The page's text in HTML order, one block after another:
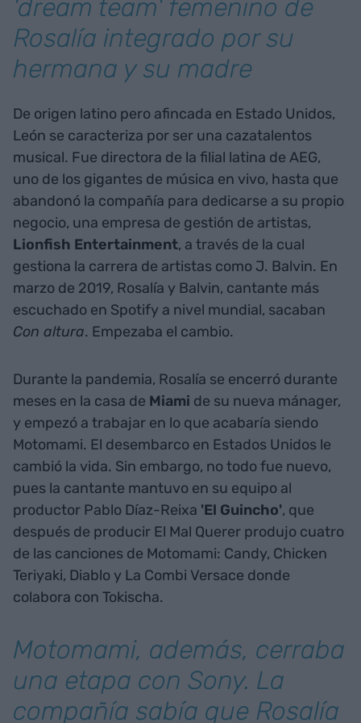
'dream team' femenino de
Rosalía integrado por su
hermana y su madre
De origen latino pero afincada en Estado Unidos,
León se caracteriza por ser una cazatalentos
musical. Fue directora de la filial latina de AEG,
uno de los gigantes de música en vivo, hasta que
abandonó la compañía para dedicarse a su propio
negocio, una empresa de gestión de artistas,
Lionfish Entertainment, a través de la cual
gestiona la carrera de artistas como J. Balvin. En
marzo de 2019, Rosalía y Balvin, cantante más
escuchado en Spotify a nivel mundial, sacaban
Con altura. Empezaba el cambio.
Durante la pandemia, Rosalía se encerró durante
meses en la casa de Miami de su nueva mánager,
y empezó a trabajar en lo que acabaría siendo
Motomami. El desembarco en Estados Unidos le
cambió la vida. Sin embargo, no todo fue nuevo,
pues la cantante mantuvo en su equipo al
productor Pablo Díaz-Reixa 'El Guincho', que
después de producir El Mal Querer produjo cuatro
de las canciones de Motomami: Candy, Chicken
Teriyaki, Diablo y La Combi Versace donde
colabora con Tokischa.
Motomami, además, cerraba
una etapa con Sony. La
compañía sabía que Rosalía